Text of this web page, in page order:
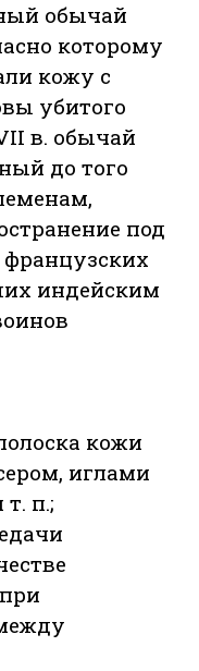
обычай
которому
кожу с
убитого
в. обычай
до того
под
индейским
кожи
иглами
п.;